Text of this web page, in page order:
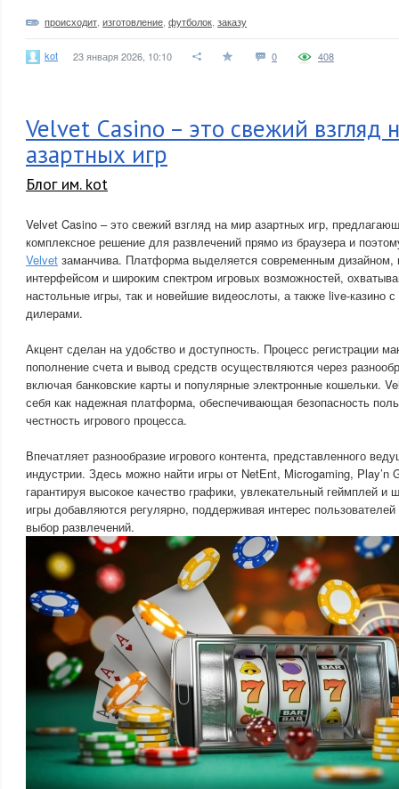
происходит изготовление футболок заказу
kot 23 января 2026, 10:10 0 408
Velvet Casino – это свежий взгляд
азартных игр
Блог им. kot
Velvet Casino – это свежий взгляд на мир азартных игр,
комплексное решение для развлечений прямо из браузера и
Velvet заманчива. Платформа выделяется современным дизайном,
интерфейсом и широким спектром игровых возможностей,
настольные игры, так и новейшие видеослоты, а также live-казино
дилерами.
Акцент сделан на удобство и доступность. Процесс регистрации
пополнение счета и вывод средств осуществляются через
включая банковские карты и популярные электронные кошельки.
себя как надежная платформа, обеспечивающая безопасность
честность игрового процесса.
Впечатляет разнообразие игрового контента, представленного
индустрии. Здесь можно найти игры от NetEnt, Microgaming, Play’n
гарантируя высокое качество графики, увлекательный геймплей
игры добавляются регулярно, поддерживая интерес
выбор развлечений.